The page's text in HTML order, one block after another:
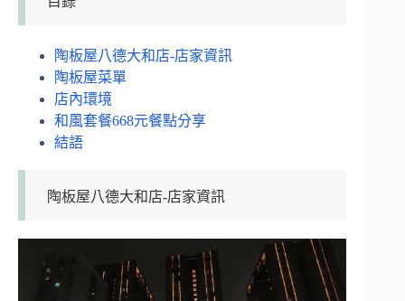
陶板屋八德大和店-店家資訊
陶板屋菜單
店內環境
和風套餐668元餐點分享
結語
陶板屋八德大和店-店家資訊